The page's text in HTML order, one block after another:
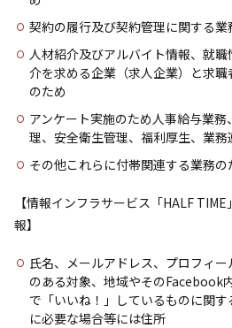
契約の履行及び契約管理に関する業
人材紹介及びアルバイト情報、就
介を求める企業（求人企業）と求
のため
アンケート実施のため人事給与業
理、安全衛生管理、福利厚生、業務
その他これらに付帯関連する業務の
【情報インフラサービス「HALF
報】
氏名、メールアドレス、プロフィ
のある対象、地域やそのFacebook
で「いいね！」しているものに関
に必要な場合等には住所